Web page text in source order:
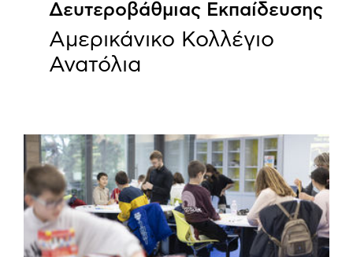
Δευτεροβάθμιας Εκπαίδευσης
Αμερικάνικο Κολλέγιο
Ανατόλια